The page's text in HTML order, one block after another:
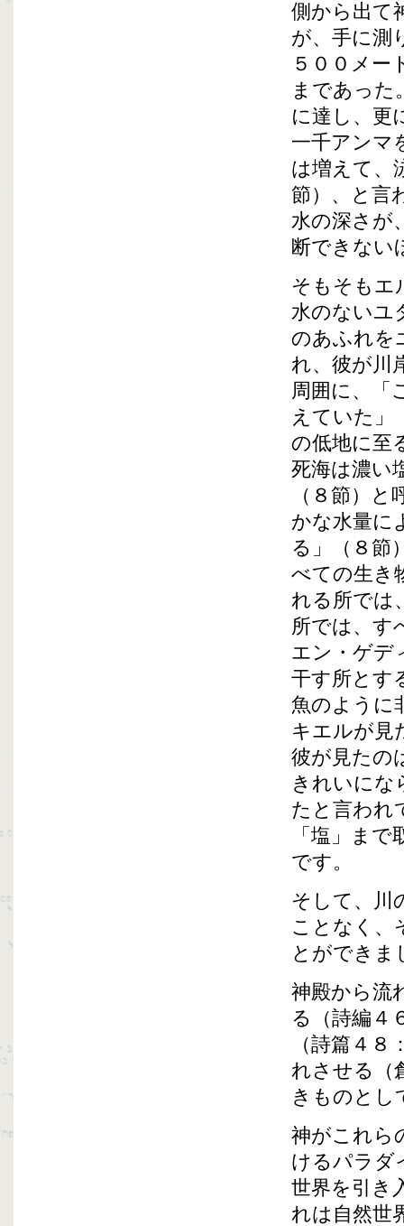
側から出て
が、手に測
５００メー
まであった
に達し、更
一千アンマ
は増えて、
節）、と言
水の深さが
断できない
そもそもエ
水のないユ
のあふれを
れ、彼が川
周囲に、「
えていた」
の低地に至
死海は濃い
（８節）
かな水量に
る」（８節
べての生き
れる所では
所では、す
エン・ゲデ
干す所とす
魚のように
キエルが見
彼が見たの
きれいにな
たと言われ
「塩」ま
です。
そして、川
ことなく、
とができま
神殿から流
る（詩編４
（詩篇４
れさせる（
きものとし
神がこれら
けるパラダ
世界を引き
れは自然世